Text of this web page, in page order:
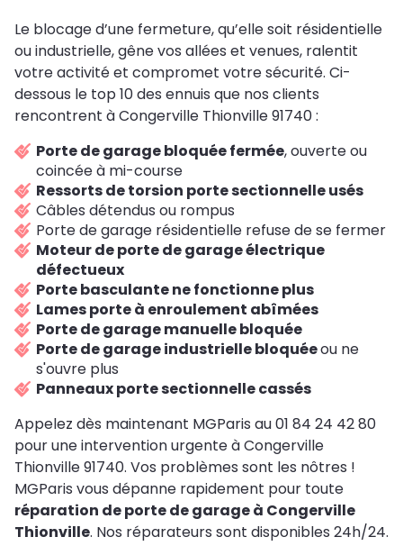
Le blocage d’une fermeture, qu’elle soit résidentielle
ou industrielle, gêne vos allées et venues, ralentit
votre activité et compromet votre sécurité. Ci-
dessous le top 10 des ennuis que nos clients
rencontrent à Congerville Thionville 91740 :
Porte de garage bloquée fermée, ouverte ou
coincée à mi-course
Ressorts de torsion porte sectionnelle usés
Câbles détendus ou rompus
Porte de garage résidentielle refuse de se fermer
Moteur de porte de garage électrique
défectueux
Porte basculante ne fonctionne plus
Lames porte à enroulement abîmées
Porte de garage manuelle bloquée
Porte de garage industrielle bloquéeou ne
s'ouvre plus
Panneaux porte sectionnelle cassés
Appelez dès maintenant MGParis au 01 84 24 42 80
pour une intervention urgente à Congerville
Thionville 91740. Vos problèmes sont les nôtres !
MGParis vous dépanne rapidement pour toute
réparation de porte de garage à Congerville
Thionville. Nos réparateurs sont disponibles 24h/24.